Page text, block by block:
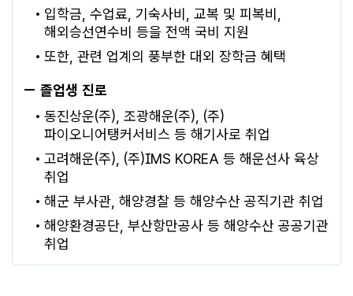
입학금, 수업료, 기숙사비, 교복 및 피복비,
해외승선연수비 등을 전액 국비 지원
또한, 관련 업계의 풍부한 대외 장학금 혜택
졸업생 진로
동진상운(주), 조광해운(주), (주)
파이오니어탱커서비스 등 해기사로 취업
고려해운(주), (주)IMS KOREA 등 해운선사 육상
취업
해군 부사관, 해양경찰 등 해양수산 공직기관 취업
해양환경공단, 부산항만공사 등 해양수산 공공기관
취업